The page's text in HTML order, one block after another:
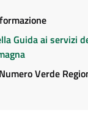
Guida ai servizi
Verde